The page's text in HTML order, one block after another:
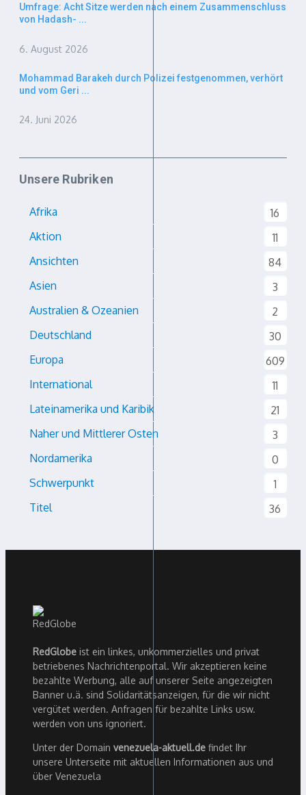
Umfrage: Acht Sitze werden nach einem Zusammenschluss
von Hadash- ...
6. August 2026
Mohammad Barakeh durch Polizei festgenommen, verhört
und vom Geri ...
24. Juni 2026
Unsere Rubriken
Afrika
16
Aktion
11
Ansichten
84
Asien
3
Australien & Ozeanien
2
Deutschland
30
Europa
609
International
11
Lateinamerika und Karibik
21
Naher und Mittlerer Osten
3
Nordamerika
0
Schwerpunkt
1
Titel
36
RedGlobe ist ein linkes, unkommerzielles und privat
betriebenes Nachrichtenportal. Wir akzeptieren keine
bezahlte Werbung, alle auf unserer Seite angezeigten
Banner u.ä. sind Solidaritätsanzeigen, für die wir nicht
vergütet werden. Anfragen für bezahlte Links usw.
werden von uns ignoriert.
Unter der Domain venezuela-aktuell.de findet Ihr
unsere Unterseite mit aktuellen Informationen aus und
über Venezuela